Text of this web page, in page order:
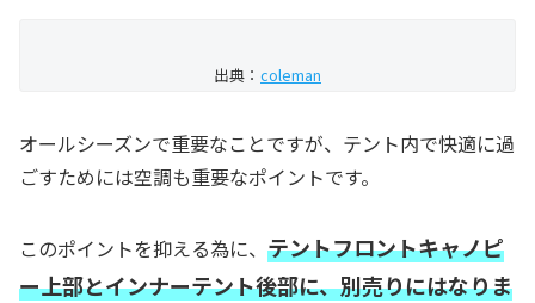
出典： coleman
オールシーズンで重要なことですが、テント内で快適に過
ごすためには空調も重要なポイントです。
このポイントを抑える為に、 テントフロントキャノピ
ー上部とインナーテント後部に、別売りにはなりま